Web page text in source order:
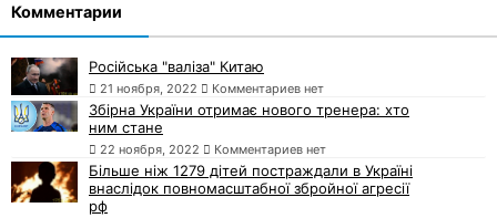
Комментарии
Російська "валіза" Китаю
21 ноября, 2022 Комментариев нет
Збірна України отримає нового тренера: хто
ним стане
22 ноября, 2022 Комментариев нет
Більше ніж 1279 дітей постраждали в Україні
внаслідок повномасштабної збройної агресії
рф